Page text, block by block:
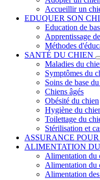
Accueillir un
EDUQUER SON
Education de
Apprentissage
Méthodes
SANTÉ DU CHIEN
Maladies du
Symptômes du
Soins de base
Chiens âgés
Obésité du chien
Hygiène du
Toilettage du
Stérilisation et
ASSURANCE
ALIMENTATION
Alimentation du
Alimentation du
Alimentation